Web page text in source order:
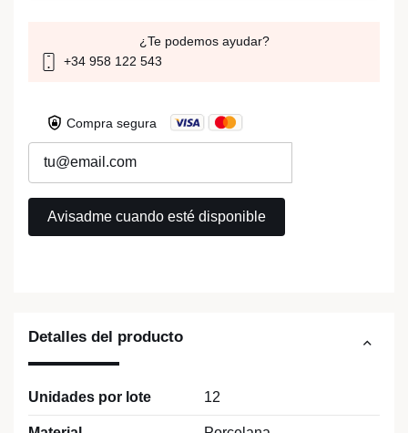
Detalles del producto
Unidades por lote 12
¿Te podemos ayudar?
+34 958 122 543
Compra segura